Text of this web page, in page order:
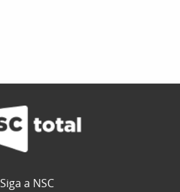
Siga a NSC